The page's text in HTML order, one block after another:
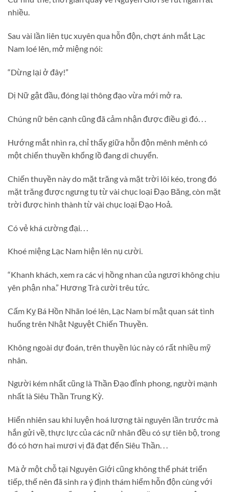
nhiều.
Sau vài lần liên tục xuyên qua hỗn độn, chợt ánh mắt Lạc
Nam loé lên, mở miệng nói:
“Dừng lại ở đây!”
Dị Nữ gật đầu, đóng lại thông đạo vừa mới mở ra.
Chúng nữ bên cạnh cũng đã cảm nhận được điều gì đó. . .
Hướng mắt nhìn ra, chỉ thấy giữa hỗn độn mênh mênh có
một chiến thuyền khổng lồ đang di chuyển.
Chiến thuyền này do mặt trăng và mặt trời lôi kéo, trong đó
mặt trăng được ngưng tụ từ vài chục loại Đạo Băng, còn mặt
trời được hình thành từ vài chục loại Đạo Hoả.
Có vẻ khá cường đại. . .
Khoé miệng Lạc Nam hiện lên nụ cười.
“Khanh khách, xem ra các vị hồng nhan của ngươi không chịu
yên phận nha.” Hương Trà cười trêu tức.
Cấm Kỵ Bá Hồn Nhãn loé lên, Lạc Nam bí mật quan sát tình
huống trên Nhật Nguyệt Chiến Thuyền.
Không ngoài dự đoán, trên thuyền lúc này có rất nhiều mỹ
nhân.
Người kém nhất cũng là Thần Đạo đỉnh phong, người mạnh
nhất là Siêu Thần Trung Kỳ.
Hiển nhiên sau khi luyện hoá lượng tài nguyên lần trước mà
hắn gửi về, thực lực của các nữ nhân đều có sự tiên bộ, trong
đó có hơn hai mươi vị đã đạt đến Siêu Thần. . .
Mà ở một chỗ tại Nguyên Giới cũng không thể phát triển
tiếp, thế nên đã sinh ra ý định thám hiểm hỗn độn cùng với